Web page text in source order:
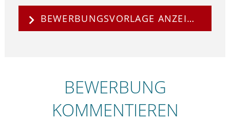
BEWERBUNGSVORLAGE ANZEIGEN
BEWERBUNG
KOMMENTIEREN